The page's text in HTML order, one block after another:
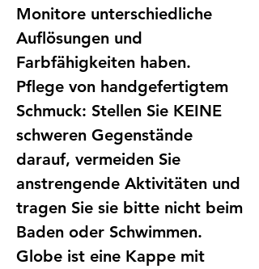
Monitore unterschiedliche
Auflösungen und
Farbfähigkeiten haben.
Pflege von handgefertigtem
Schmuck: Stellen Sie KEINE
schweren Gegenstände
darauf, vermeiden Sie
anstrengende Aktivitäten und
tragen Sie sie bitte nicht beim
Baden oder Schwimmen.
Globe ist eine Kappe mit